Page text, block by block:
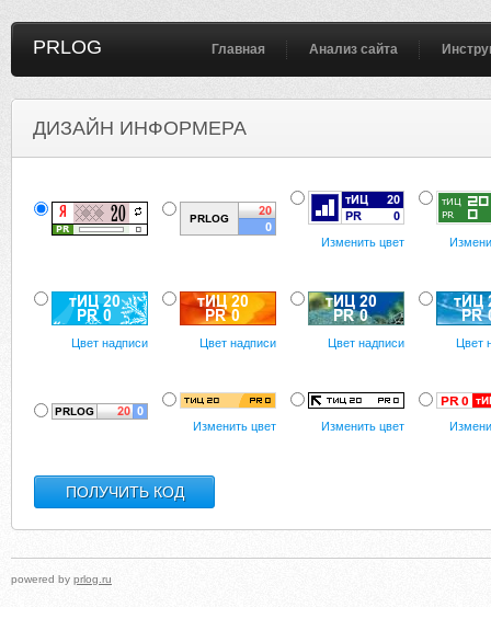
PRLOG Главная Анализ сайта
ДИЗАЙН ИНФОРМЕРА
Изменить цвет
Цвет надписи Цвет надписи Цвет надписи Цвет
Изменить цвет Изменить цвет
powered by prlog.ru